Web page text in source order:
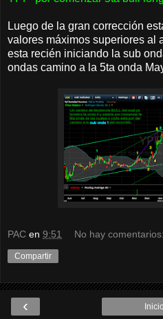
Luego de la gran corrección
valores máximos superiores al
esta recién iniciando la sub
ondas camino a la 5ta onda
PAC en 9:51 No hay comentarios:
Compartir
‹ Inicio